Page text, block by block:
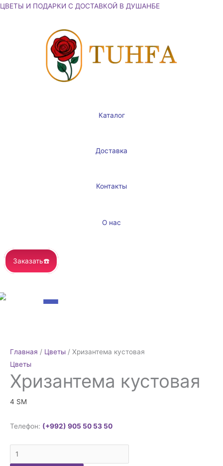
Перейти
ЦВЕТЫ И ПОДАРКИ С ДОСТАВКОЙ В ДУШАНБЕ
Каталог
Доставка
Контакты
О нас
Заказать☎️
Главная / Цветы / Хризантема кустовая
Цветы
Хризантема кустовая
4 ЅМ
Телефон: (+992) 905 50 53 50
кустовая